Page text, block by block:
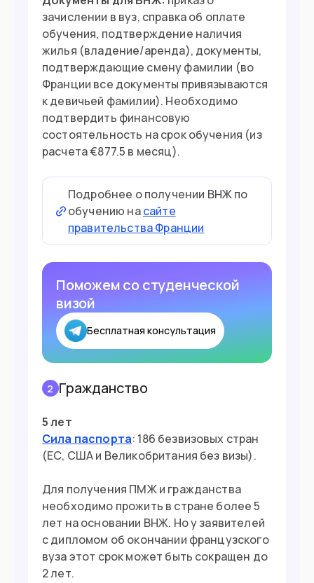
зачислении в вуз, справка об оплате
обучения, подтверждение наличия
жилья (владение/аренда), документы,
подтверждающие смену фамилии (во
Франции все документы привязываются
к девичьей фамилии). Необходимо
подтвердить финансовую
состоятельность на срок обучения (из
расчета €877.5 в месяц).
Подробнее о получении ВНЖ по
обучению насайте
правительства Франции
Поможем со студенческой
визой
Бесплатная консультация
2 Гражданство
5 лет
Сила паспорта: 186 безвизовых стран
(ЕС, США и Великобритания без визы).
Для получения ПМЖ и гражданства
необходимо прожить в стране более 5
лет на основании ВНЖ. Но у заявителей
с дипломом об окончании французского
вуза этот срок может быть сокращен до
2 лет.